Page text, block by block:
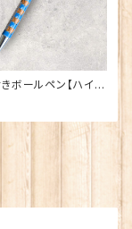
ボールペン【ハイラ
Euro Stick 90394